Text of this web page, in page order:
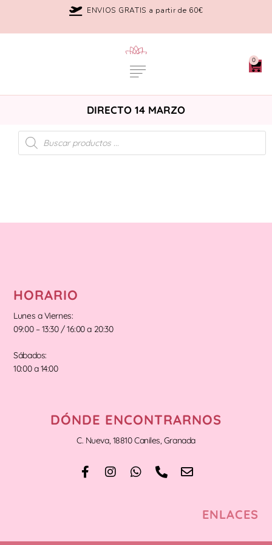
ENVIOS GRATIS a partir de 60€
0
DIRECTO 14 MARZO
HORARIO
Lunes a Viernes:
09:00 – 13:30 / 16:00 a 20:30
Sábados:
10:00 a 14:00
DÓNDE ENCONTRARNOS
C. Nueva, 18810 Caniles, Granada
ENLACES